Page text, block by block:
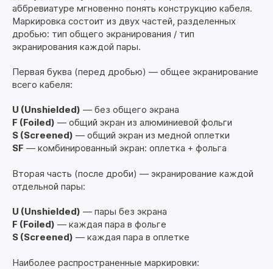
аббревиатуре мгновенно понять конструкцию кабеля.
Маркировка состоит из двух частей, разделенных
дробью: тип общего экранирования / тип
экранирования каждой пары.
Первая буква (перед дробью) — общее экранирование
всего кабеля:
U (Unshielded) — без общего экрана
F (Foiled) — общий экран из алюминиевой фольги
S (Screened) — общий экран из медной оплетки
SF — комбинированный экран: оплетка + фольга
Вторая часть (после дроби) — экранирование каждой
отдельной пары:
U (Unshielded) — пары без экрана
F (Foiled) — каждая пара в фольге
S (Screened) — каждая пара в оплетке
Наиболее распространенные маркировки: